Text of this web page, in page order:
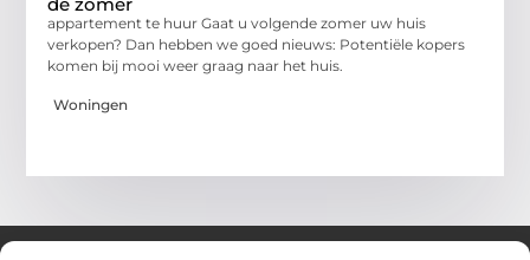
de zomer
appartement te huur Gaat u volgende zomer uw huis
verkopen? Dan hebben we goed nieuws: Potentiële kopers
komen bij mooi weer graag naar het huis.
Woningen